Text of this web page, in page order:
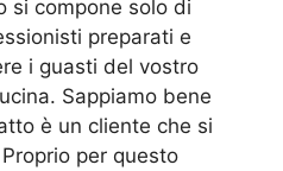
si compone solo di
preparati e
i guasti del vostro
Sappiamo bene
è un cliente che si
per questo